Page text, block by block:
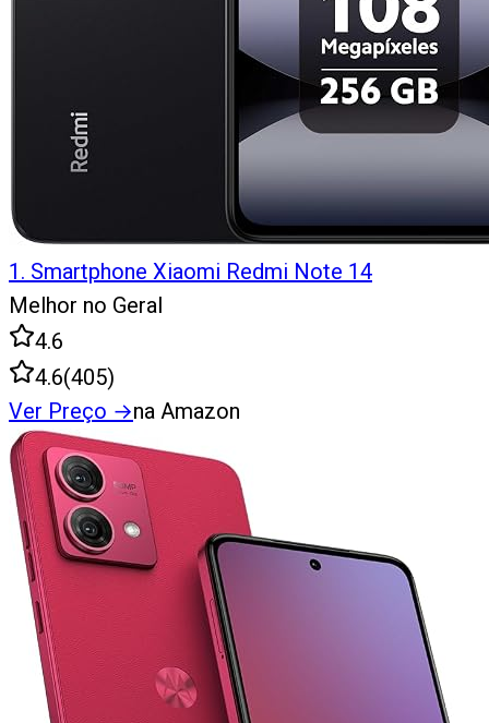
1 . Smartphone Xiaomi Redmi Note 14
Melhor no Geral
4.6
4.6(405)
Ver Preço →na Amazon